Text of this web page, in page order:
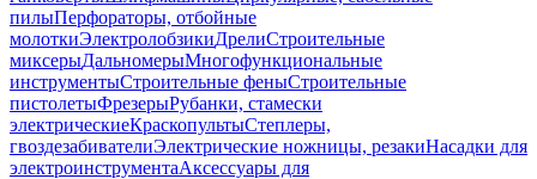
пилыПерфораторы, отбойные
молоткиЭлектролобзикиДрелиСтроительные
миксерыДальномерыМногофункциональные
инструментыСтроительные феныСтроительные
пистолетыФрезерыРубанки, стамески
электрическиеКраскопультыСтеплеры,
гвоздезабивателиЭлектрические ножницы, резакиНасадки для
электроинструментаАксессуары для